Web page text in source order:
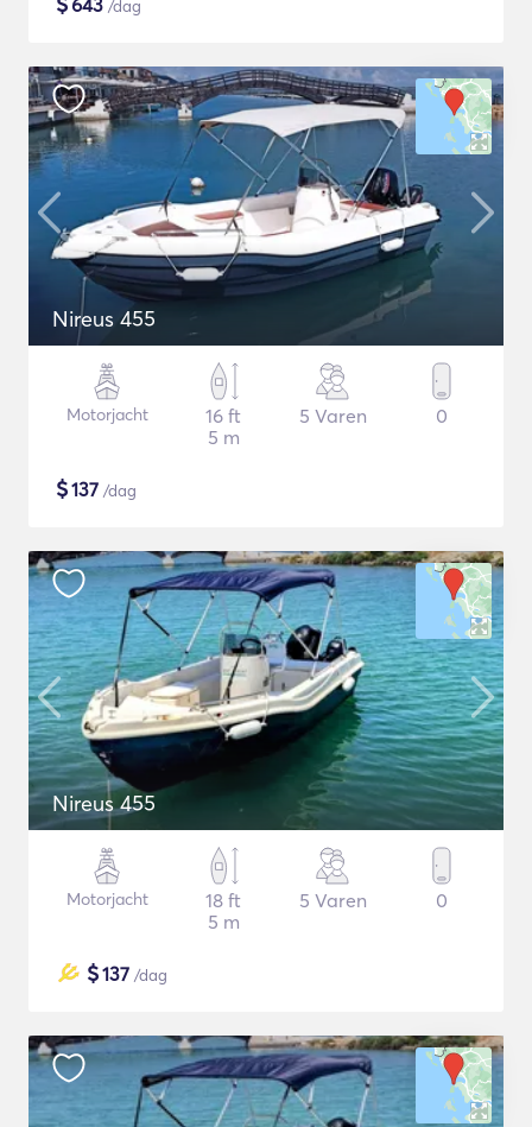
643 /dag
Nireus 455
Motorjacht
16 ft
5 m
5 Varen 0
$137 /dag
Nireus 455
Motorjacht
18 ft
5 m
5 Varen 0
$137 /dag